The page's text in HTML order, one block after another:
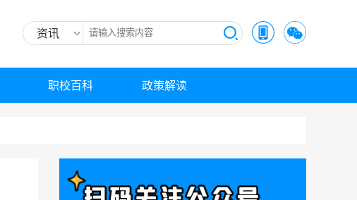
资讯
职校百科 政策解读